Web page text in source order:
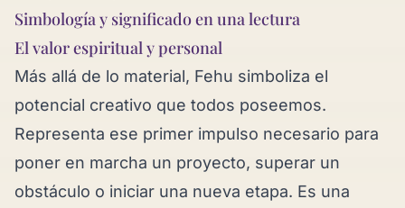
Simbología y significado en una lectura
El valor espiritual y personal
Más allá de lo material, Fehu simboliza el
potencial creativo que todos poseemos.
Representa ese primer impulso necesario para
poner en marcha un proyecto, superar un
obstáculo o iniciar una nueva etapa. Es una